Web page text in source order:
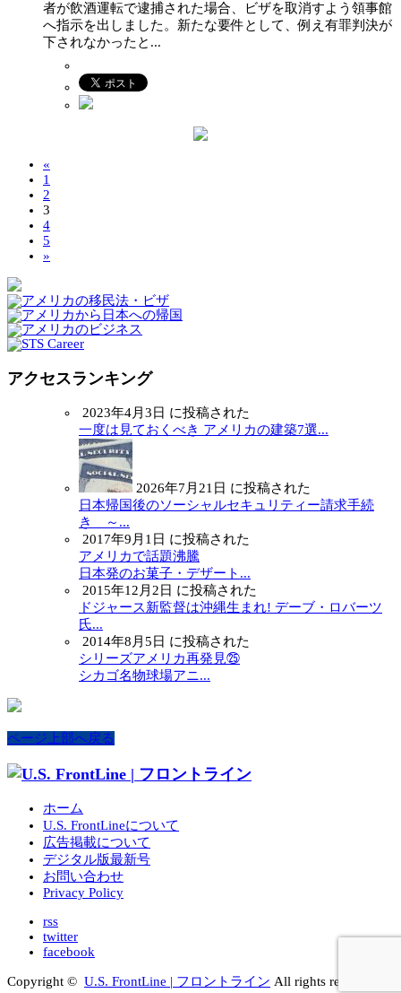
者が飲酒運転で逮捕された場合、ビザを取消すよう領事館
へ指示を出しました。新たな要件として、例え有罪判決が
下されなかったと...
«
1
2
3
4
5
»
アクセスランキング
2023年4月3日 に投稿された
一度は見ておくべき アメリカの建築7選...
2026年7月21日 に投稿された
日本帰国後のソーシャルセキュリティー請求手続
き ～...
2017年9月1日 に投稿された
アメリカで話題沸騰
日本発のお菓子・デザート...
2015年12月2日 に投稿された
ドジャース新監督は沖縄生まれ! デーブ・ロバーツ
氏...
2014年8月5日 に投稿された
シリーズアメリカ再発見㉕
シカゴ名物球場アニ...
ページ上部へ戻る
ホーム
U.S. FrontLineについて
広告掲載について
デジタル版最新号
お問い合わせ
Privacy Policy
rss
twitter
facebook
Copyright © U.S. FrontLine | フロントライン All rights reserved.